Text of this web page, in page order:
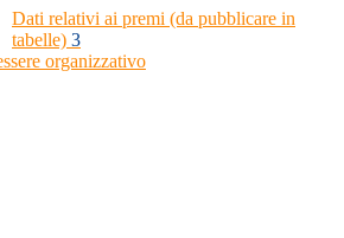
Dati relativi ai premi (da pubblicare in
tabelle) 3
organizzativo